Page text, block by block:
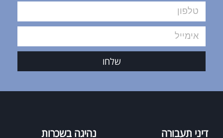
שלחו
דיני תעבורה נהיגה בשכרות